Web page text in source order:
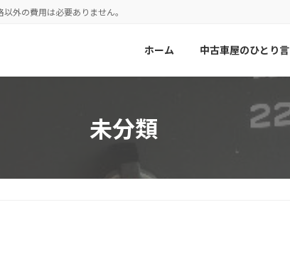
外の費用は必要ありません。
ホーム 中古車屋のひとり言
未分類